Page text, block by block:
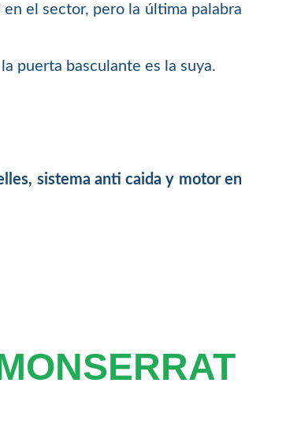
el sector, pero la última palabra
puerta basculante es la suya.
sistema anti caida y motor en